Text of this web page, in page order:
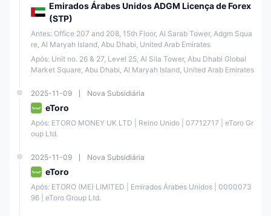
Emirados Árabes Unidos ADGM Licença de Forex
(STP)
Antes: Office 207 and 208, 15th Floor, Al Sarab Tower, Adgm Squa
re, Al Maryah Island, Abu Dhabi, United Arab Emirates
Após: Unit no. 26 & 27, Level 25, Al Sila Tower, Abu Dhabi Global
Market Square, Abu Dhabi, Al Maryah Island, United Arab Emirates
2025-11-09 Nova Subsidiária
eToro
Após: ETORO MONEY UK LTD | Reino Unido | 07712717 | eToro Gr
oup Ltd.
2025-11-09 Nova Subsidiária
eToro
Após: ETORO (ME) LIMITED | Emirados Árabes Unidos | 0000073
96 | eToro Group Ltd.